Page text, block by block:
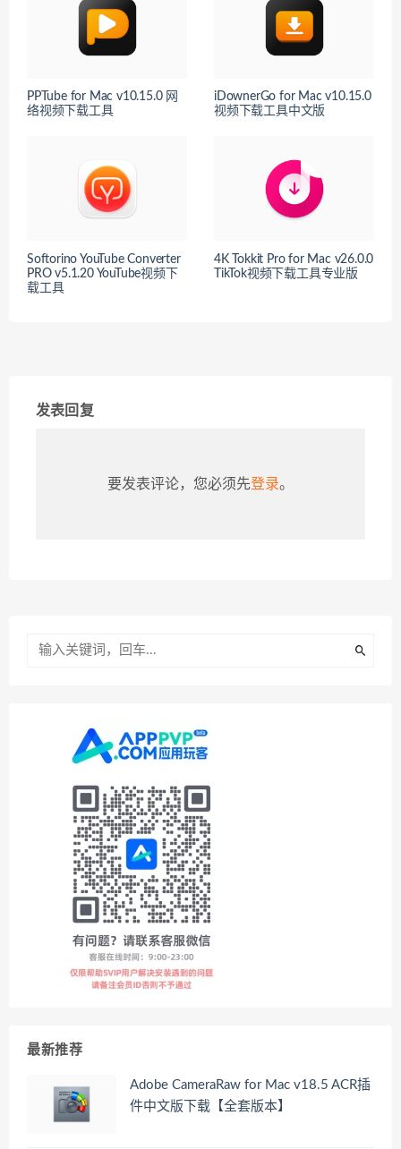
PPTube for Mac v10.15.0 网
络视频下载工具
iDownerGo for Mac v10.15.0
视频下载工具中文版
Softorino YouTube Converter
PRO v5.1.20 YouTube视频下
载工具
4K Tokkit Pro for Mac v26.0.0
TikTok视频下载工具专业版
发表回复
要发表评论，您必须先登录。
最新推荐
Adobe CameraRaw for Mac v18.5 ACR插
件中文版下载【全套版本】